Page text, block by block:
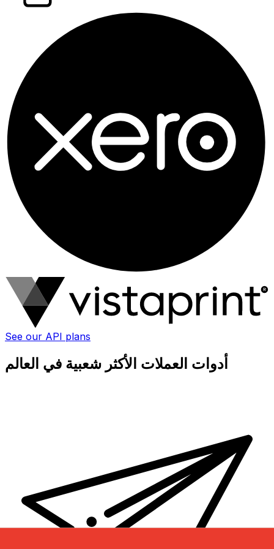
See our API plans
أدوات العملات الأكثر شعبية في العالم